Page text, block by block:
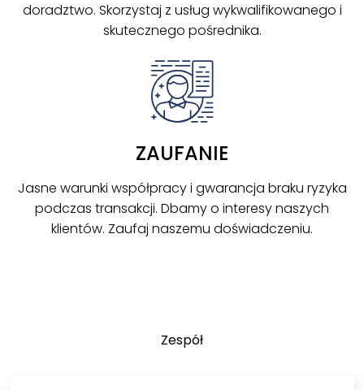
doradztwo. Skorzystaj z usług wykwalifikowanego i
skutecznego pośrednika.
ZAUFANIE
Jasne warunki współpracy i gwarancja braku ryzyka
podczas transakcji. Dbamy o interesy naszych
klientów. Zaufaj naszemu doświadczeniu.
Zespół